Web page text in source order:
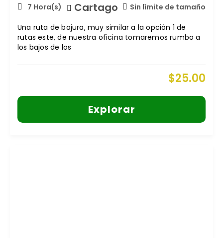
7 Hora(s) Cartago Sin límite de tamaño
Una ruta de bajura, muy similar a la opción 1 de
rutas este, de nuestra oficina tomaremos rumbo a
los bajos de los
$25.00
Explorar